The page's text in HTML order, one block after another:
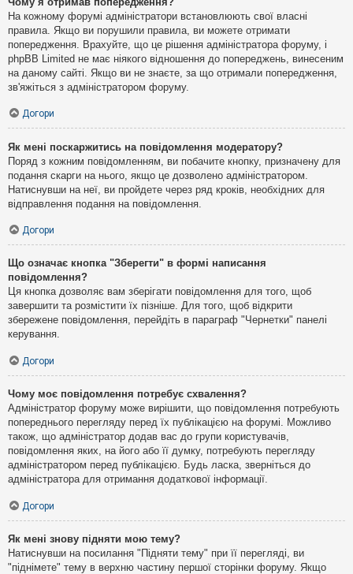
На кожному форумі адміністратори встановлюють свої власні
правила. Якщо ви порушили правила, ви можете отримати
попередження. Врахуйте, що це рішення адміністратора форуму, і
phpBB Limited не має ніякого відношення до попереджень, винесеним
на даному сайті. Якщо ви не знаєте, за що отримали попередження,
зв'яжіться з адміністратором форуму.
Догори
Як мені поскаржитись на повідомлення модератору?
Поряд з кожним повідомленням, ви побачите кнопку, призначену для
подання скарги на нього, якщо це дозволено адміністратором.
Натиснувши на неї, ви пройдете через ряд кроків, необхідних для
відправлення подання на повідомлення.
Догори
Що означає кнопка "Зберегти" в формі написання
повідомлення?
Ця кнопка дозволяє вам зберігати повідомлення для того, щоб
завершити та розмістити їх пізніше. Для того, щоб відкрити
збережене повідомлення, перейдіть в параграф "Чернетки" панелі
керування.
Догори
Чому моє повідомлення потребує схвалення?
Адміністратор форуму може вирішити, що повідомлення потребують
попереднього перегляду перед їх публікацією на форумі. Можливо
також, що адміністратор додав вас до групи користувачів,
повідомлення яких, на його або її думку, потребують перегляду
адміністратором перед публікацією. Будь ласка, зверніться до
адміністратора для отримання додаткової інформації.
Догори
Як мені знову підняти мою тему?
Натиснувши на посилання "Підняти тему" при її перегляді, ви
"піднімете" тему в верхню частину першої сторінки форуму. Якщо